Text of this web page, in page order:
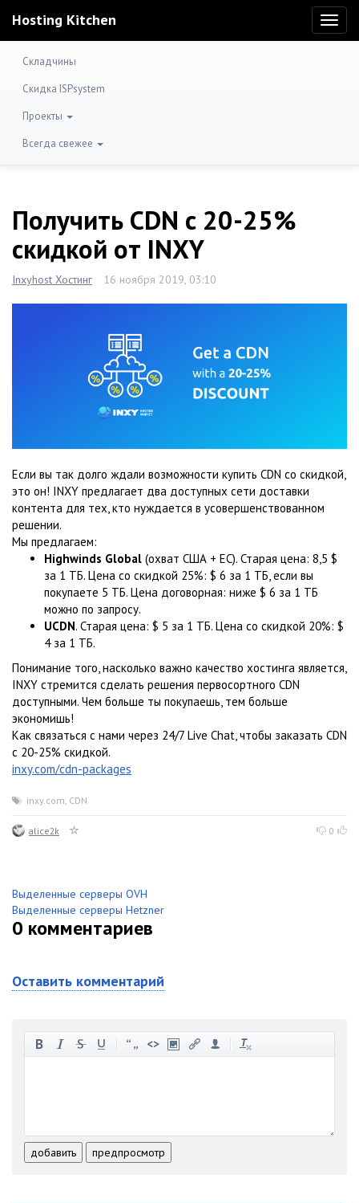
Hosting Kitchen
Складчины
Скидка ISPsystem
Проекты
Всегда свежее
Получить CDN с 20-25%
скидкой от INXY
Inxyhost Хостинг 16 ноября 2019, 03:10
Если вы так долго ждали возможности купить CDN со скидкой,
это он! INXY предлагает два доступных сети доставки
контента для тех, кто нуждается в усовершенствованном
решении.
Мы предлагаем:
Highwinds Global (охват США + ЕС). Старая цена: 8,5 $
за 1 ТБ. Цена со скидкой 25%: $ 6 за 1 ТБ, если вы
покупаете 5 ТБ. Цена договорная: ниже $ 6 за 1 ТБ
можно по запросу.
UCDN. Старая цена: $ 5 за 1 ТБ. Цена со скидкой 20%: $
4 за 1 ТБ.
Понимание того, насколько важно качество хостинга является,
INXY стремится сделать решения первосортного CDN
доступными. Чем больше ты покупаешь, тем больше
экономишь!
Как связаться с нами через 24/7 Live Chat, чтобы заказать CDN
с 20-25% скидкой.
inxy.com/cdn-packages
inxy.com, CDN
alice2k 0
Выделенные серверы OVH
Выделенные серверы Hetzner
0 комментариев
Оставить комментарий
-
добавить предпросмотр